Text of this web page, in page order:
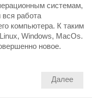
системам,
вся работа
компьютера. К таким
Windows, MacOs.
новое.
Далее